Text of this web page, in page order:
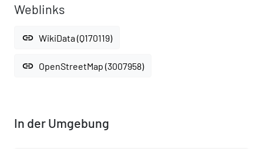
Weblinks
link WikiData (Q170119)
link OpenStreetMap (3007958)
In der Umgebung